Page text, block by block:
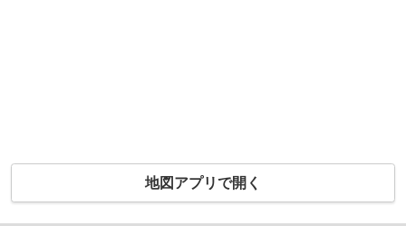
地図アプリで開く